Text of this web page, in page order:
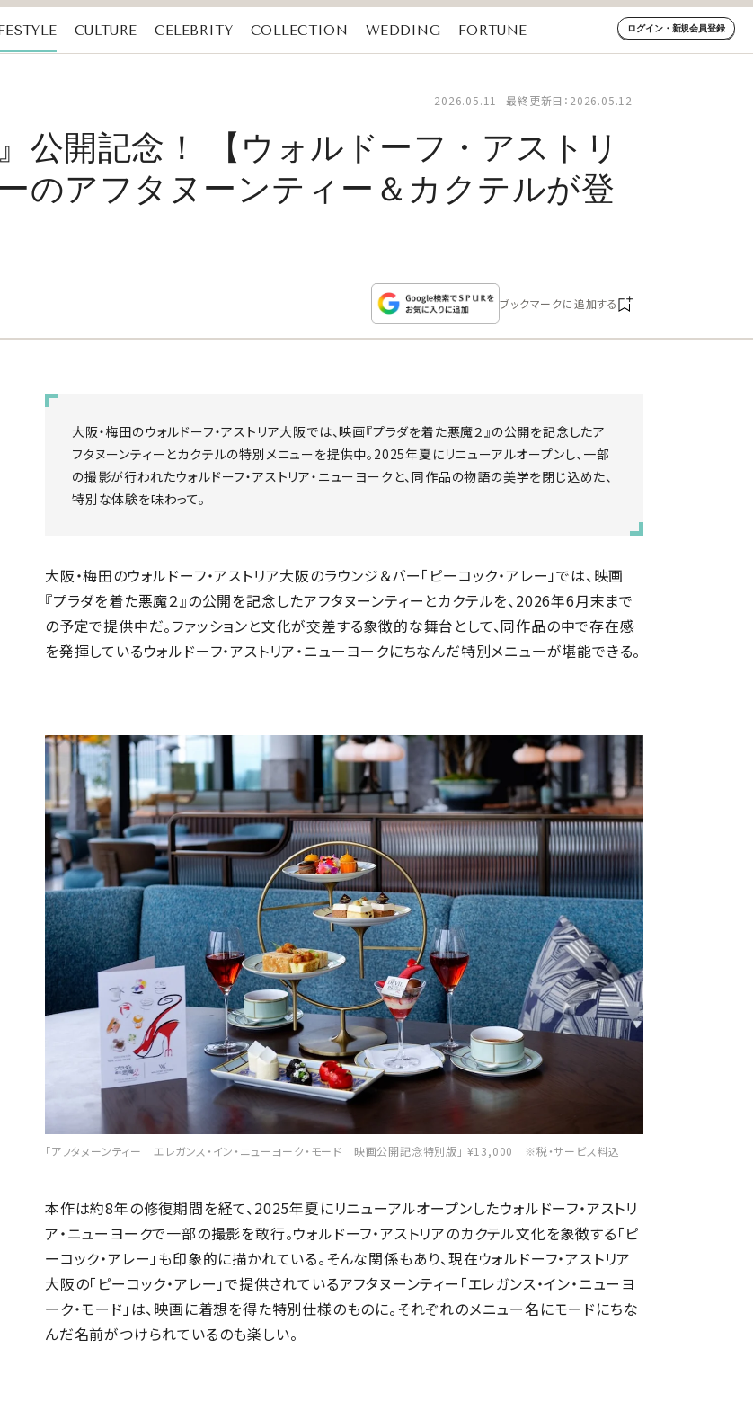
CULTURE CELEBRITY COLLECTION WEDDING
FORTUNE
ログイン・新規会員登録
2026.05.11 最終更新日：2026.05.12
公開記念！ 【​​ウォルドーフ・アストリ
のアフタヌーンティー＆カクテルが登
ブックマークに追加する
大阪・梅田の​​ウォルドーフ・アストリア大阪では、映画『プラダを着た悪魔２』の公開を記念したア
フタヌーンティーとカクテルの特別メニューを提供中。2025年夏にリニューアルオープンし、一部
の撮影が行われたウォルドーフ・アストリア・ニューヨークと、同作品の物語の美学を閉じ込めた、
特別な体験を味わって。
大阪・梅田の​​ウォルドーフ・アストリア大阪のラウンジ＆バー「ピーコック・アレー」では、映画
『プラダを着た悪魔２』の公開を記念したアフタヌーンティーとカクテルを、2026年6月末まで
の予定で提供中だ。ファッションと文化が交差する象徴的な舞台として、同作品の中で存在感
を発揮しているウォルドーフ・アストリア・ニューヨークにちなんだ特別メニューが堪能できる。
「アフタヌーンティー エレガンス・イン・ニューヨーク・モード 映画公開記念特別版」 ¥13,000 ※税・サービス料込
本作は約8年の修復期間を経て、2025年夏にリニューアルオープンしたウォルドーフ・アストリ
ア・ニューヨークで一部の撮影を敢行。ウォルドーフ・アストリアのカクテル文化を象徴する「ピ
ーコック・アレー」も印象的に描かれている。そんな関係もあり、現在​​ウォルドーフ・アストリア
大阪の「ピーコック・アレー」で提供されているアフタヌーンティー「エレガンス・イン・ニューヨ
ーク・モード」は、映画に着想を得た特別仕様のものに。それぞれのメニュー名にモードにちな
んだ名前がつけられているのも楽しい。